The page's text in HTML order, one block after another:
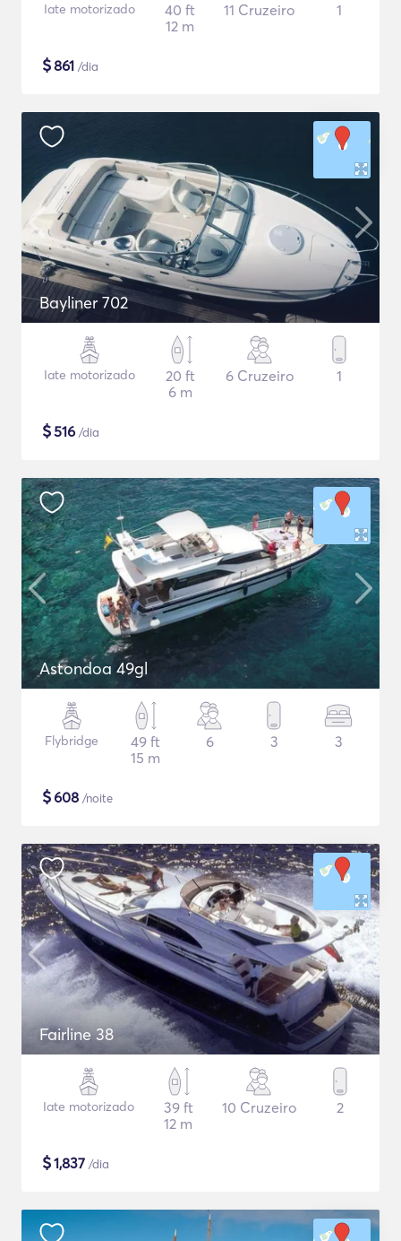
Iate motorizado
40 ft
12 m
11 Cruzeiro 1
$861 /dia
Bayliner 702
Iate motorizado
20 ft
6 m
6 Cruzeiro 1
$516 /dia
Astondoa 49gl
Flybridge
49 ft
15 m
6 3 3
$608 /noite
Fairline 38
Iate motorizado
39 ft
12 m
10 Cruzeiro 2
$1,837 /dia